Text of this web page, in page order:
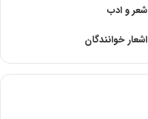
شعر و ادب
اشعار خوانندگان‌